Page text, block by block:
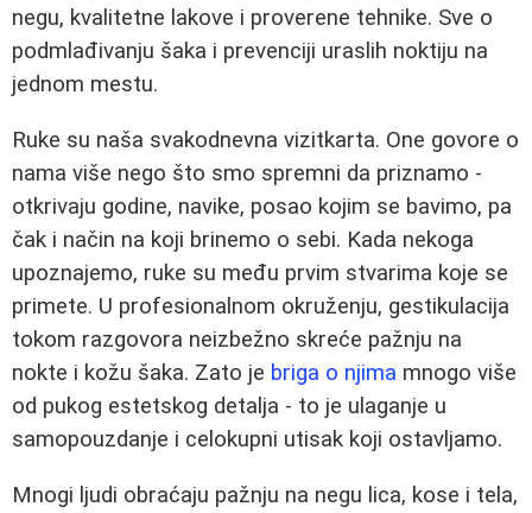
negu, kvalitetne lakove i proverene tehnike. Sve o
podmlađivanju šaka i prevenciji uraslih noktiju na
jednom mestu.
Ruke su naša svakodnevna vizitkarta. One govore o
nama više nego što smo spremni da priznamo -
otkrivaju godine, navike, posao kojim se bavimo, pa
čak i način na koji brinemo o sebi. Kada nekoga
upoznajemo, ruke su među prvim stvarima koje se
primete. U profesionalnom okruženju, gestikulacija
tokom razgovora neizbežno skreće pažnju na
nokte i kožu šaka. Zato je briga o njima mnogo više
od pukog estetskog detalja - to je ulaganje u
samopouzdanje i celokupni utisak koji ostavljamo.
Mnogi ljudi obraćaju pažnju na negu lica, kose i tela,